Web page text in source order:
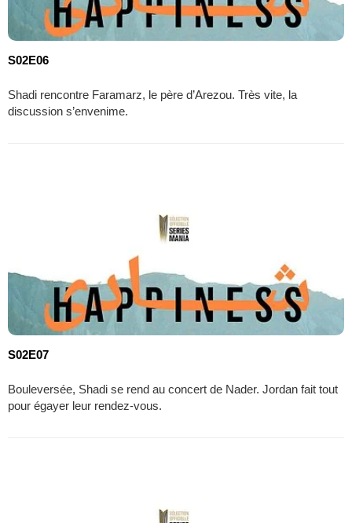
S02E06
Shadi rencontre Faramarz, le père d’Arezou. Très vite, la
discussion s’envenime.
S02E07
Bouleversée, Shadi se rend au concert de Nader. Jordan fait tout
pour égayer leur rendez-vous.